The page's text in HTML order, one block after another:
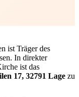
ist Träger des
In direkter
ist das
17, 32791 Lage zu